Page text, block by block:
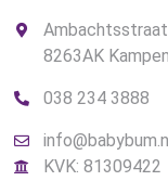
8263AK Kampen
038 234 3888
info@babybum.nl
KVK: 81309422